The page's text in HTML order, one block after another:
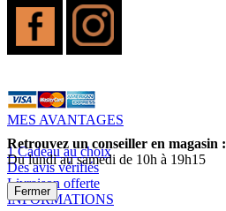
MES AVANTAGES
1 Cadeau au choix
Des avis vérifiés
Livraison offerte
INFORMATIONS
Retrouvez un conseiller en magasin :
Du lundi au samedi de 10h à 19h15
Fermer